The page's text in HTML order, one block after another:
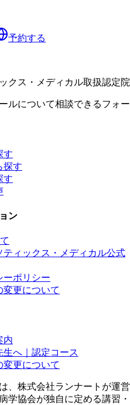
予約する
クス・メディカル取扱認定
ルについて相談できるフォ
す
探す
す
ン
ティックス・メディカル公式
ーポリシー
変更について
内
生へ｜認定コース
変更について
、株式会社ランナートが運
学協会が独自に定める講習